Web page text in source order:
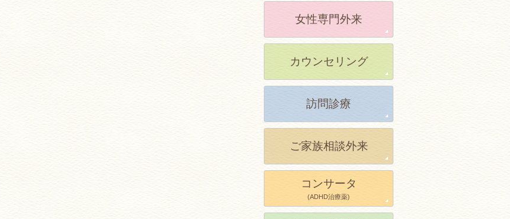
女性専門外来
カウンセリング
訪問診療
ご家族相談外来
コンサータ
(ADHD治療薬)